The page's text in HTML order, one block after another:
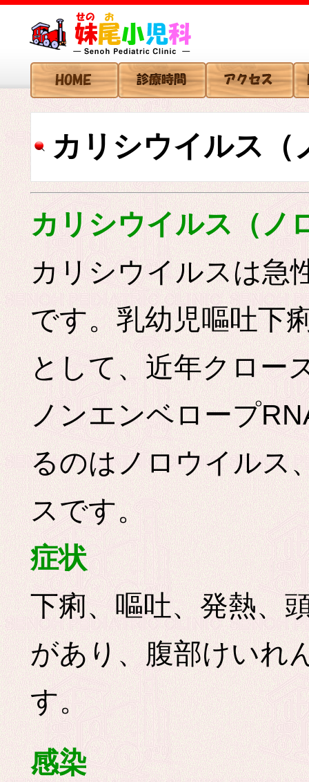
カリシウイルス（
カリシウイルス（ノ
カリシウイルスは急
です。乳幼児嘔吐下
として、近年クロー
ノンエンベロープ
るのはノロウイルス
スです。
症状
下痢、嘔吐、発熱、
があり、腹部けいれ
す。
感染